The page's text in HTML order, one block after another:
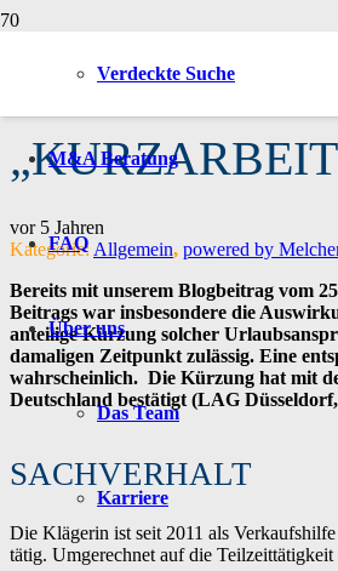
Verdeckte Suche
M&A Beratung
FAQ
Über uns
Das Team
Karriere
NEUES ZUM
vor 5 Jahren
Kategorie: Allgemein, powered by
Bereits mit unserem Blogbeitrag vom
Beitrags war insbesondere die
anteilige Kürzung solcher
damaligen Zeitpunkt zulässig. Eine
wahrscheinlich. Die Kürzung hat mit
Deutschland bestätigt (LAG
SACHVERHALT
Die Klägerin ist seit 2011 als
tätig. Umgerechnet auf die